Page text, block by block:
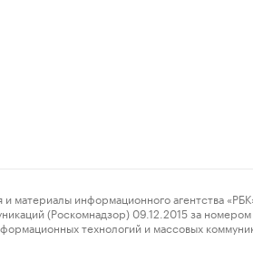
информационного агентства «РБК»
(Роскомнадзор) 09.12.2015 за
технологий и массовых